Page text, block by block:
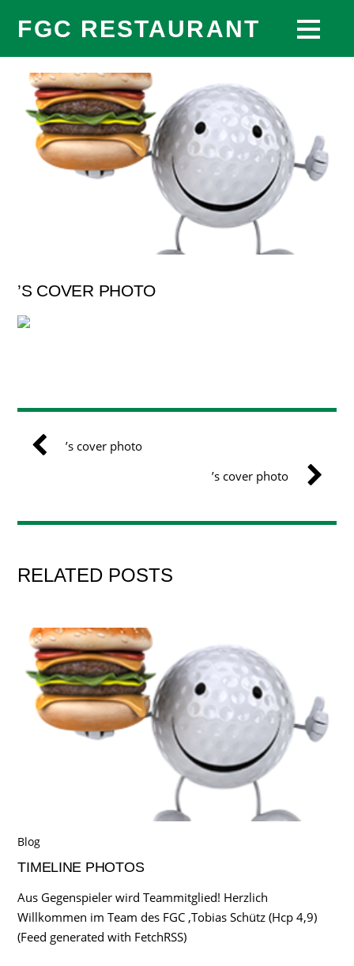
FGC RESTAURANT
’S COVER PHOTO
’s cover photo
’s cover photo
RELATED POSTS
Blog
TIMELINE PHOTOS
Aus Gegenspieler wird Teammitglied! Herzlich
Willkommen im Team des FGC ,Tobias Schütz (Hcp 4,9)
(Feed generated with FetchRSS)